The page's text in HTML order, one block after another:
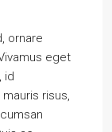
ornare
eget
id
risus,